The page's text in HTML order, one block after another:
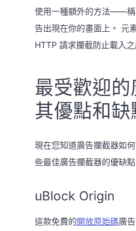
使用一種額外的方法——
告出現在你的畫面上。 元
HTTP 請求攔截防止載入
最受歡迎
其優點和缺
現在您知道廣告攔截器如
些最佳廣告攔截器的優缺點
uBlock Origin
這款免費的開放原始碼廣